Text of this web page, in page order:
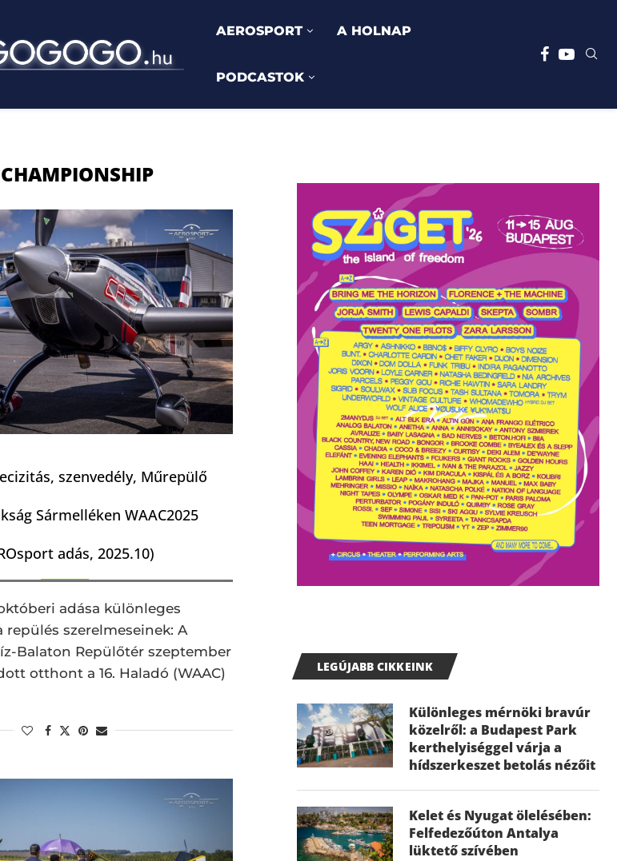
AEROSPORT A HOLNAP
PODCASTOK
szenvedély, Műrepülő
Sármelléken WAAC2025
adás, 2025.10)
adása különleges
szerelmeseinek: A
Balaton Repülőtér szeptember
otthont a 16. Haladó (WAAC)
LEGÚJABB CIKKEINK
Különleges mérnöki bravúr
közelről: a Budapest Park
kerthelyiséggel várja a
hídszerkeszet betolás nézőit
Kelet és Nyugat ölelésében:
Felfedezőúton Antalya
lüktető szívében